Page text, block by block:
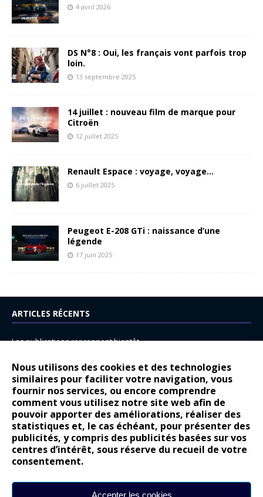
Nous utilisons des cookies et des technologies
similaires pour faciliter votre navigation, vous
fournir nos services, ou encore comprendre
comment vous utilisez notre site web afin de
pouvoir apporter des améliorations, réaliser des
statistiques et, le cas échéant, pour présenter des
publicités, y compris des publicités basées sur vos
centres d’intérêt, sous réserve du recueil de votre
consentement.
Accepter les cookies
4 avril 2026
DS N°8 : Oui, les français vont parfois trop
loin.
13 septembre 2025
14 juillet : nouveau film de marque pour
Citroën
12 juillet 2025
Renault Espace : voyage, voyage…
6 juillet 2025
Peugeot E-208 GTi : naissance d’une
légende
17 juin 2025
ARTICLES RÉCENTS
Les publications reprennent bientôt…
14 juillet : nouveau film de marque pour Citroën
Renault Espace : voyage, voyage…
Peugeot E-208 GTi : naissance d’une légende
COMMENTAIRES RÉCENTS
Bernard Dardartdans
Gilly